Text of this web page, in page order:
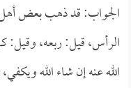
الجواب: قد ذهب بعض أهل
الرأس، قيل: ربعه،
الله عنه إن شاء الله